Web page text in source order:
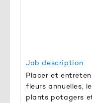
Job description
Placer et
fleurs annuelles,
plants potagers